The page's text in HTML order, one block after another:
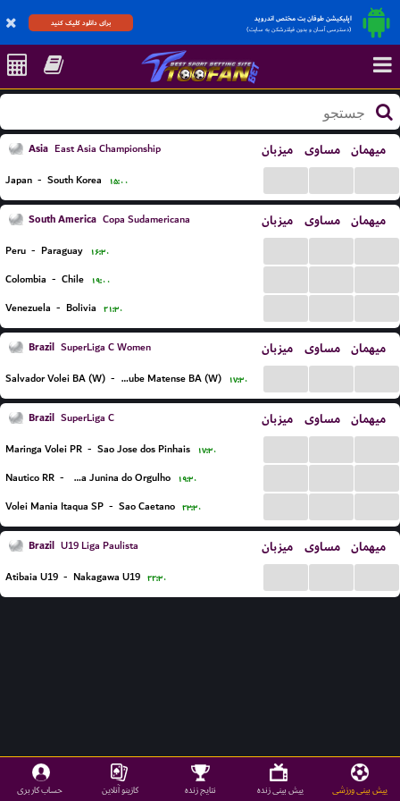
اپلیکیشن طوفان بت مختص اندروید
(دسترسی آسان و بدون فیلترشکن به سایت)
برای دانلود کلیک کنید
Asia East Asia Championship میزبان مساوی میهمان
Japan - South Korea ۱۵:۰۰
South America Copa Sudamericana میزبان مساوی میهمان
Peru - Paraguay ۱۶:۳۰
Colombia - Chile ۱۹:۰۰
Venezuela - Bolivia ۲۱:۳۰
Brazil SuperLiga C Women میزبان مساوی میهمان
Salvador Volei BA (W) - Clube Matense BA (W) ۱۷:۳۰
Brazil SuperLiga C میزبان مساوی میهمان
Maringa Volei PR - Sao Jose dos Pinhais ۱۷:۳۰
Nautico RR - Nova Junina do Orgulho ۱۹:۳۰
Volei Mania Itaqua SP - Sao Caetano ۲۳:۳۰
Brazil U19 Liga Paulista میزبان مساوی میهمان
Atibaia U19 - Nakagawa U19 ۲۲:۳۰
پیش بینی ورزشی پیش بینی زنده نتایج زنده کازینو آنلاین حساب کاربری